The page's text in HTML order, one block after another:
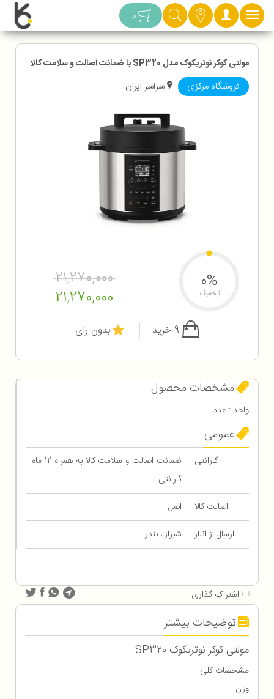
دسته بندی 0
مولتی کوکر نوتریکوک مدل SP320 با ضمانت اصالت و سلامت کالا
فروشگاه مرکزی سراسر ایران
21,270,000
21,270,000
0%
تخفیف
بدون رای
مشخصات محصول
واحد : عدد
عمومی
گارانتی
ضمانت اصالت و سلامت کالا به همراه 12 ماه
گارانتی
اصالت کالا
اصل
ارسال از انبار
شیراز ، بندر
اشتراک گذاری
توضیحات بیشتر
مولتی کوکر نوتریکوک SP320
مشخصات کلی
وزن